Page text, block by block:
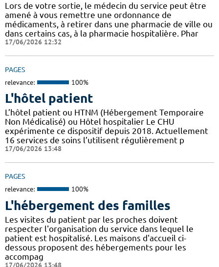
Lors de votre sortie, le médecin du service peut être
amené à vous remettre une ordonnance de
médicaments, à retirer dans une pharmacie de ville ou
dans certains cas, à la pharmacie hospitalière. Phar
17/06/2026 12:32
PAGES
relevance: 100%
L'hôtel patient
L’hôtel patient ​​ou HTNM (Hébergement Temporaire
Non Médicalisé)​​​​​​ ou Hôtel hospitalier Le CHU
expérimente ce dispositif depuis 2018. Actuellement
16 services de soins l’utilisent régulièrement p
17/06/2026 13:48
PAGES
relevance: 100%
L'hébergement des familles
Les visites du patient par les proches doivent
respecter l'organisation du service dans lequel le
patient est hospitalisé. Les maisons d'accueil ci-
dessous proposent des hébergements pour les
accompag
17/06/2026 13:48